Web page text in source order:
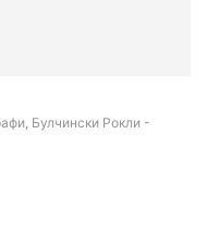
Булчински Рокли -